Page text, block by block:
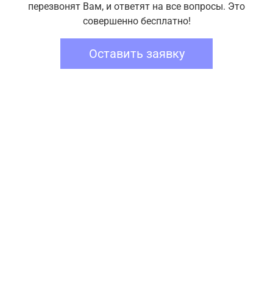
перезвонят Вам, и ответят на все вопросы. Это
совершенно бесплатно!
Оставить заявку